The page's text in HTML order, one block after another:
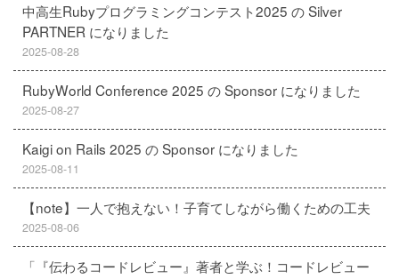
中高生Rubyプログラミングコンテスト2025 の Silver
PARTNER になりました
2025-08-28
RubyWorld Conference 2025 の Sponsor になりました
2025-08-27
Kaigi on Rails 2025 の Sponsor になりました
2025-08-11
【note】一人で抱えない！子育てしながら働くための工夫
2025-08-06
「『伝わるコードレビュー』著者と学ぶ！コードレビュー